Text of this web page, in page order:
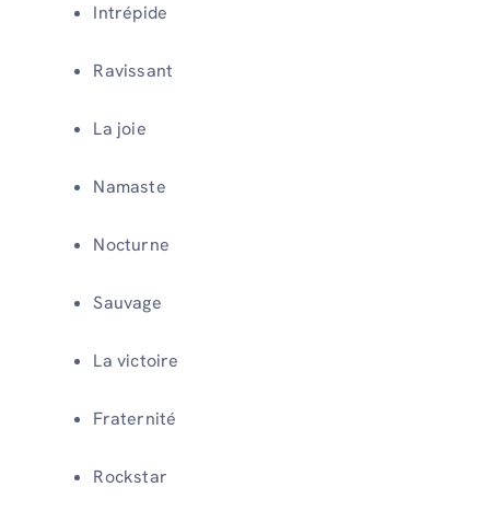
Intrépide
Ravissant
La joie
Namaste
Nocturne
Sauvage
La victoire
Fraternité
Rockstar